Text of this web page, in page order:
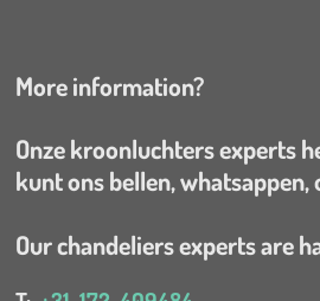
More information?
Onze kroonluchters experts
kunt ons bellen, whatsappen,
Our chandeliers experts are